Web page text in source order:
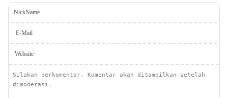
NickName
E-Mail
Website